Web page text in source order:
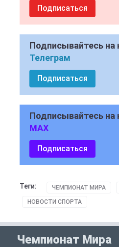
Подписаться
Подписывайтесь на
Телеграм
Подписаться
Подписывайтесь на
MAX
Подписаться
Теги: ЧЕМПИОНАТ МИРА
НОВОСТИ СПОРТА
Чемпионат Мира